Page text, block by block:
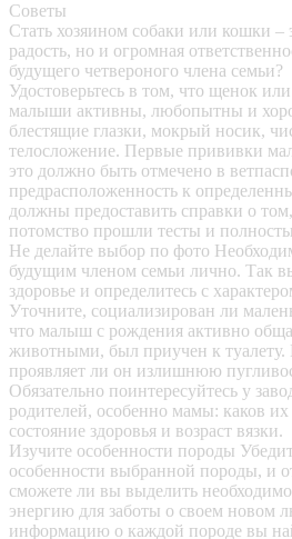
Советы
Стать хозяином собаки или кошки –
радость, но и огромная
будущего четвероного члена семьи?
Удостоверьтесь в том, что щенок
малыши активны, любопытны и
блестящие глазки, мокрый носик,
телосложение. Первые прививки
это должно быть отмечено в
предрасположенность к
должны предоставить справки о
потомство прошли тесты и
Не делайте выбор по фото
будущим членом семьи лично. Так
здоровье и определитесь с
Уточните, социализирован ли
что малыш с рождения активно
животными, был приучен к туалету.
проявляет ли он излишнюю
Обязательно поинтересуйтесь у
родителей, особенно мамы: каков их
состояние здоровья и возраст вязки.
Изучите особенности породы
особенности выбранной породы, и
сможете ли вы выделить
энергию для заботы о своем новом
информацию о каждой породе вы